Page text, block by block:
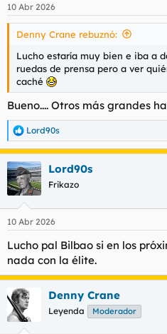
10 Abr 2026
Denny Crane rebuznó:
Lucho estaría muy bien e iba a
ruedas de prensa pero a ver
caché
Bueno.... Otros más grandes
R
e
a
c
c
i
e
:
Lord90s
Lord90s
Frikazo
10 Abr 2026
Lucho pal Bilbao si en los
nada con la élite.
Denny Crane
Leyenda Moderador